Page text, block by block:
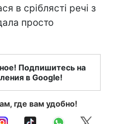
в сріблясті речі з
просто
Подпишитесь на
в Google!
где вам удобно!